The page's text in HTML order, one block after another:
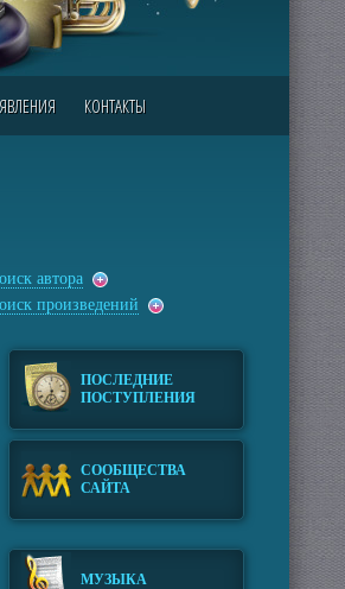
КОНТАКТЫ
автора
произведений
ПОСЛЕДНИЕ
ПОСТУПЛЕНИЯ
СООБЩЕСТВА
САЙТА
МУЗЫКА